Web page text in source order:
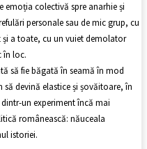
emoția colectivă spre anarhie și
personale sau de mic grup, cu
a toate, cu un vuiet demolator
în loc.
să fie băgată în seamă în mod
devină elastice și șovăitoare, în
un experiment încă mai
românească: năuceala
istoriei.